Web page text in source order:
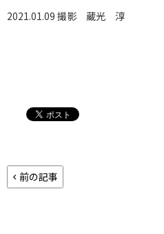
2021.01.09 撮影 蔵光 淳
前の記事